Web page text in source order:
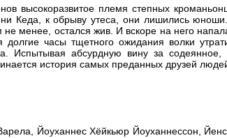
высокоразвитое племя степных
Кеда, к обрыву утеса, они лишились
менее, остался жив. И вскоре на него
часы тщетного ожидания волки
Испытывая абсурдную вину за
история самых преданных друзей
Йоуханнес Хёйкьюр Йоуханнессон,